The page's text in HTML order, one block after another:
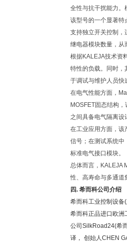
全性与抗干扰能力。
该型号的一个显著特
支持独立开关控制，
继电器模块数量，从
根据KALEJA技术资
特性的负载。同时，
于调试与维护人员快
在电气性能方面，
MOSFET固态结构
之间具备电气隔离
在工业应用方面，该
信号；在测试系统中
标准电气接口模块。
总体而言，KALEJA
性、高寿命与多通道
四. 希而科公司介绍
希而科工业控制设备
希而科正品进口欧洲
公司SilkRoad24(希
译， 创始人CHEN